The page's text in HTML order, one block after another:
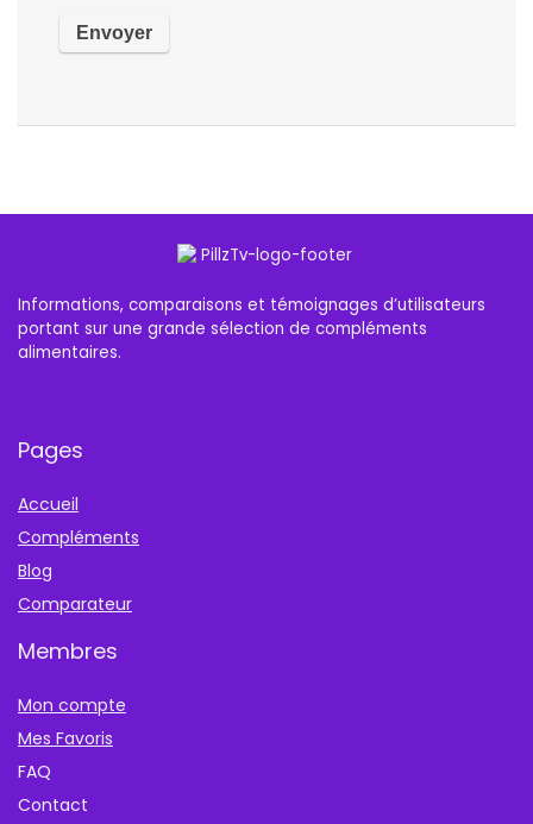
Informations, comparaisons et témoignages d’utilisateurs
portant sur une grande sélection de compléments
alimentaires.
Pages
Accueil
Compléments
Blog
Comparateur
Membres
Mon compte
Mes Favoris
FAQ
Contact